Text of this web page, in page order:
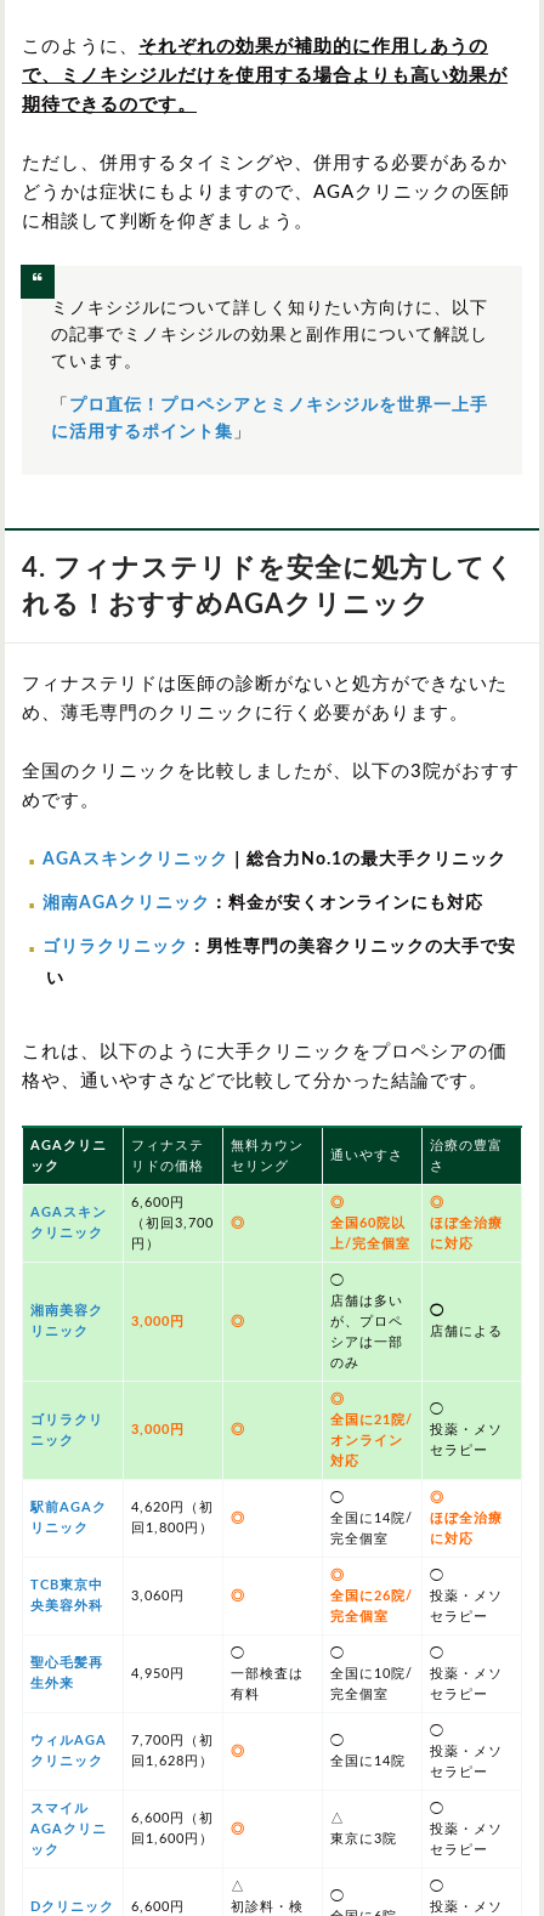
このように、 それぞれの効果が補助的に作用しあうの
で、ミノキシジルだけを使用する場合よりも高い効果が
期待できるのです。
ただし、併用するタイミングや、併用する必要があるか
どうかは症状にもよりますので、AGAクリニックの医師
に相談して判断を仰ぎましょう。
ミノキシジルについて詳しく知りたい方向けに、以下
の記事でミノキシジルの効果と副作用について解説し
ています。
「 プロ直伝！プロペシアとミノキシジルを世界一上手
に活用するポイント集 」
4. フィナステリドを安全に処方してく
れる！おすすめAGAクリニック
フィナステリドは医師の診断がないと処方ができないた
め、薄毛専門のクリニックに行く必要があります。
全国のクリニックを比較しましたが、以下の3院がおすす
めです。
AGAスキンクリニック ｜総合力No.1の最大手クリニック
湘南AGAクリニック ：料金が安くオンラインにも対応
ゴリラクリニック
：男性専門の美容クリニックの大手で安
い
これは、以下のように大手クリニックをプロペシアの価
格や、通いやすさなどで比較して分かった結論です。
AGAクリニ
ック
フィナステ
リドの価格
無料カウン
セリング
通いやすさ
治療の豊富
さ
AGAスキン
クリニック
6,600円
（初回3,700
円）
◎
◎
全国60院以
上/完全個室
◎
ほぼ全治療
に対応
湘南美容ク
リニック
3,000円 ◎
◯
店舗は多い
が、プロペ
シアは一部
のみ
◯
店舗による
ゴリラクリ
ニック
3,000円 ◎
◎
全国に21院/
オンライン
対応
◯
投薬・メソ
セラピー
駅前AGAク
リニック
4,620円（初
回1,800円）
◎
◯
全国に14院/
完全個室
◎
ほぼ全治療
に対応
TCB東京中
央美容外科
3,060円 ◎
◎
全国に26院/
完全個室
◯
投薬・メソ
セラピー
聖心毛髪再
生外来
4,950円
◯
一部検査は
有料
◯
全国に10院/
完全個室
◯
投薬・メソ
セラピー
ウィルAGA
クリニック
7,700円（初
回1,628円）
◎
◯
全国に14院
◯
投薬・メソ
セラピー
スマイル
AGAクリニ
ック
6,600円（初
回1,600円）
◎
△
東京に3院
◯
投薬・メソ
セラピー
Dクリニック 6,600円
△
初診料・検
◯
◯
投薬・メソ